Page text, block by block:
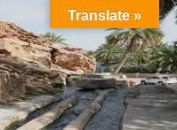
Translate »